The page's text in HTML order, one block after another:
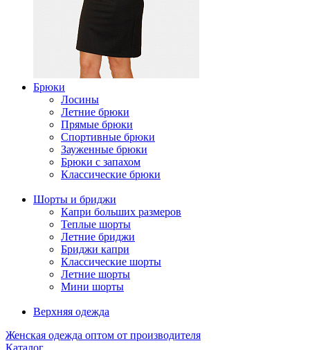
Брюки
Лосины
Летние брюки
Прямые брюки
Спортивные брюки
Зауженные брюки
Брюки с запахом
Классические брюки
Шорты и бриджи
Капри больших размеров
Теплые шорты
Летние бриджи
Бриджи капри
Классические шорты
Летние шорты
Мини шорты
Верхняя одежда
Женская одежда оптом от производителя
Каталог